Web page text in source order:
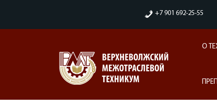
content
+7 901 692-25-55
О